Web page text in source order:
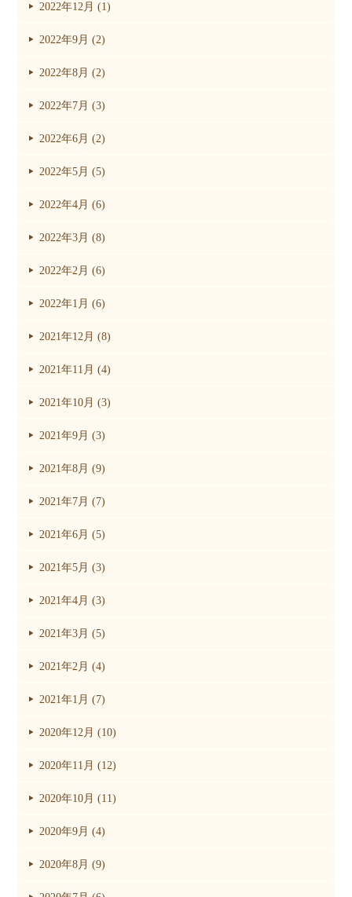
2022年12月 (1)
2022年9月 (2)
2022年8月 (2)
2022年7月 (3)
2022年6月 (2)
2022年5月 (5)
2022年4月 (6)
2022年3月 (8)
2022年2月 (6)
2022年1月 (6)
2021年12月 (8)
2021年11月 (4)
2021年10月 (3)
2021年9月 (3)
2021年8月 (9)
2021年7月 (7)
2021年6月 (5)
2021年5月 (3)
2021年4月 (3)
2021年3月 (5)
2021年2月 (4)
2021年1月 (7)
2020年12月 (10)
2020年11月 (12)
2020年10月 (11)
2020年9月 (4)
2020年8月 (9)